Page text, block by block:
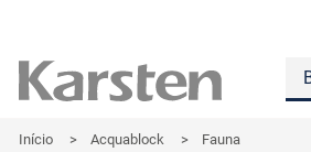
Início > Acquablock > Fauna